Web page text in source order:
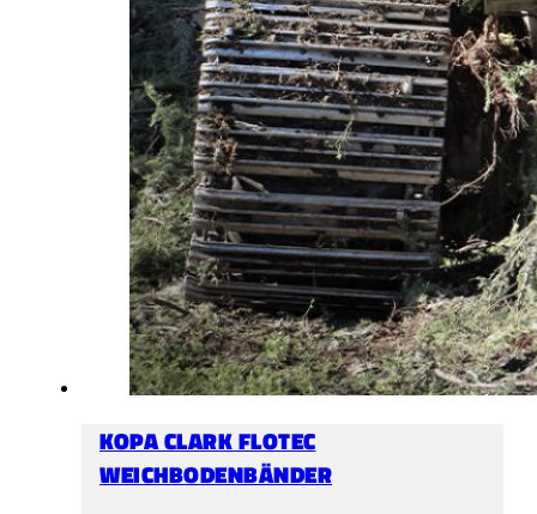
KOPA CLARK FLOTEC
WEICHBODENBÄNDER